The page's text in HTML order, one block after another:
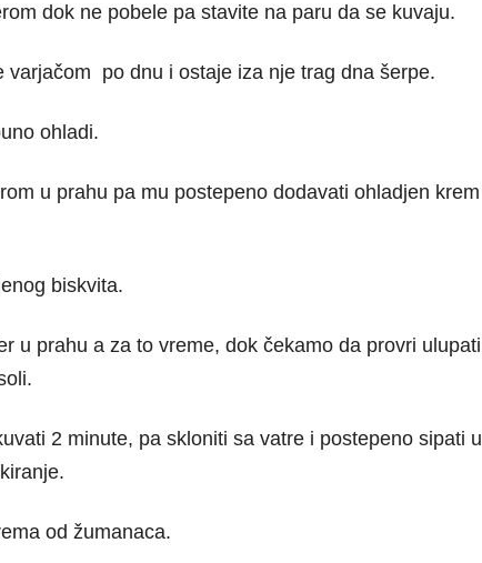
dok ne pobele pa stavite na paru da se kuvaju.
varjačom po dnu i ostaje iza nje trag dna šerpe.
ohladi.
u prahu pa mu postepeno dodavati ohladjen krem
biskvita.
u prahu a za to vreme, dok čekamo da provri ulupati
2 minute, pa skloniti sa vatre i postepeno sipati u
od žumanaca.